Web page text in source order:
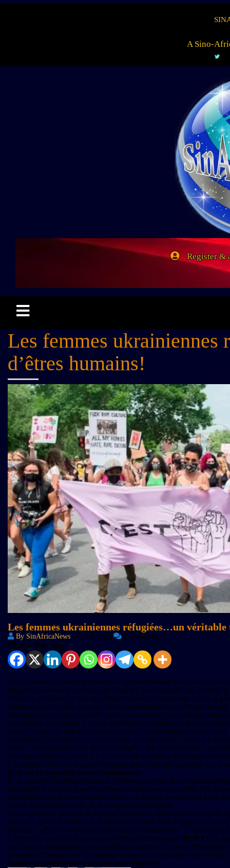
A Sino-
Register &
Les femmes
d’êtres humains!
Les femmes ukrainiennes réfugiées…un
By SinAfricaNews June 9, 2022 0 Comments
Share the Joy:
Tout le monde s’étonnait du soudain et inattendu sursaut humanitaire
réfugier massivement en Europe de l’Ouest « pour échapper aux affres de
D’aucuns attribuent cet élan de solidarité envers les Ukrainiens fuyant la
traitement plus humain que celui réservé ordinairement aux réfugiés
Occidentaux aurait une tonalité foncièrement raciale. Une coloration
Le contraste est frappant. La crise des réfugiés ukrainiens vient nous
règles d’accueil ne sont pas les mêmes selon l’origine ethnique des
occidentale, les réfugiés qui comptent sont les exilés blancs. Aussi, par
aryen…du moins pour ceux de ces « réfugiés » qui ne sont pas des « gens
blancs par solidarité raciale. La différence de traitement des réfugiés nous
L’hospitalité sélective des pays européens nous renseigne également sur
Ruée sur les sensuelles blondes ukrainiennes
Et si, dans cet Occident décadent et libidineux, cet élan de solidarité
masculine? À nous les sensuelles blondes ukrainiennes, tel semble être le
spécialisées dans les femmes ukrainiennes, en quête d’aventures ou
élan de solidarité libidinale de la bourgeoisie occidentale.
Selon les médias, nombre de Français généreux se disent prêts à accueillir
préciser l’âge ou la couleur de la chevelure désirés. Sans étonnement, les
d’enfant, «prêts à sauver ces pauvres femmes ukrainiennes», n’hésitent
C’est ce qui ressort du documentaire diffusé récemment par BFM TV en
aux femmes ukrainiennes sont actuellement assaillies d’appels
proposent d’héberger une Ukrainienne réfugiée, prétendument avec
Bombes sexuelles larguées dans les pays européens